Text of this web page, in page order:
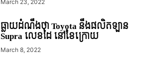
March 23, 2022
ធ្លាយដំណឹងថា Toyota នឹងផលិតឡាន
Supra លេខដៃ នៅខែក្រោយ
March 8, 2022